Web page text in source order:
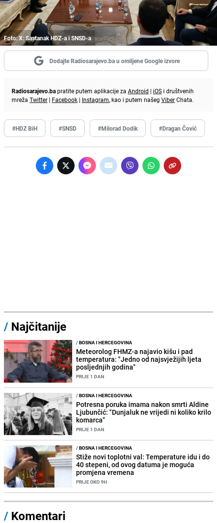
Foto: X: Sastanak HDZ-a i SNSD-a
Dodajte Radiosarajevo.ba u omiljene Google izvore
Radiosarajevo.bapratite putem aplikacije za Android | iOS i društvenih
mreža Twitter | Facebook | Instagram, kao i putem našeg ViberChata.
#HDZ BiH #SNSD #Milorad Dodik #Dragan Čović
/ Najčitanije
/BOSNA I HERCEGOVINA
Meteorolog FHMZ-a najavio kišu i pad
temperatura: "Jedno od najsvježijih ljeta
posljednjih godina"
PRIJE 1 DAN
/BOSNA I HERCEGOVINA
Potresna poruka imama nakon smrti Aldine
Ljubunčić: "Dunjaluk ne vrijedi ni koliko krilo
komarca"
PRIJE 1 DAN
/BOSNA I HERCEGOVINA
Stiže novi toplotni val: Temperature idu i do
40 stepeni, od ovog datuma je moguća
promjena vremena
PRIJE OKO 9H
/ Komentari